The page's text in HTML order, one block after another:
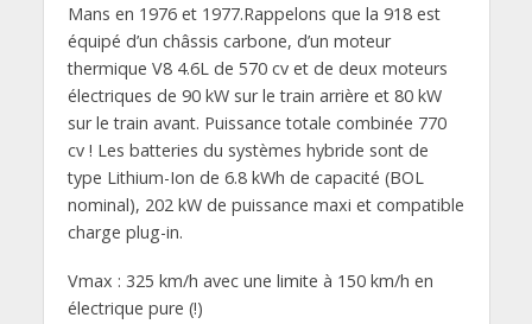
Mans en 1976 et 1977.Rappelons que la 918 est
équipé d’un châssis carbone, d’un moteur
thermique V8 4.6L de 570 cv et de deux moteurs
électriques de 90 kW sur le train arrière et 80 kW
sur le train avant. Puissance totale combinée 770
cv ! Les batteries du systèmes hybride sont de
type Lithium-Ion de 6.8 kWh de capacité (BOL
nominal), 202 kW de puissance maxi et compatible
charge plug-in.
Vmax : 325 km/h avec une limite à 150 km/h en
électrique pure (!)